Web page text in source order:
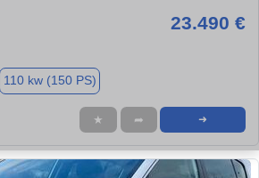
23.490 €
110 kw (150 PS)
★ ➦ ➜